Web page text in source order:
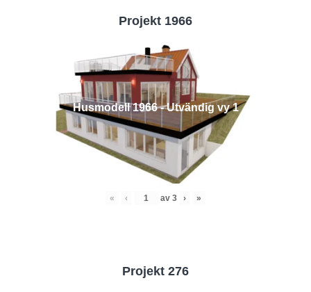
Projekt 1966
Husmodell 1966 - Utvändig vy 1
« ‹ av 3 › »
Projekt 276